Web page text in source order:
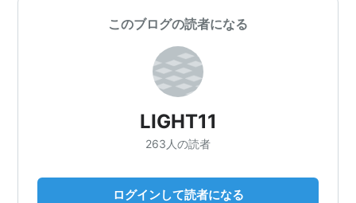
このブログの読者になる
LIGHT11
263人の読者
ログインして読者になる